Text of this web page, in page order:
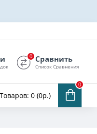
Сравнить
Список Сравнения
0
Товаров: 0 (0р.)
0